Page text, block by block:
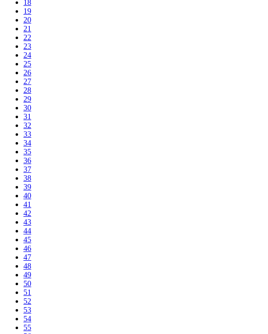
18
19
20
21
22
23
24
25
26
27
28
29
30
31
32
33
34
35
36
37
38
39
40
41
42
43
44
45
46
47
48
49
50
51
52
53
54
55